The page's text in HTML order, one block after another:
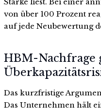
Stärke liest. Bei einer
von über 100 Prozent
auf jede Neubewertung
HBM-Nachfrage
Das kurzfristige
Das Unternehmen hält